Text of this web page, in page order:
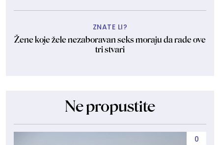
ZNATE LI?
Žene koje žele nezaboravan seks moraju da rade ove
tri stvari
Ne propustite
0